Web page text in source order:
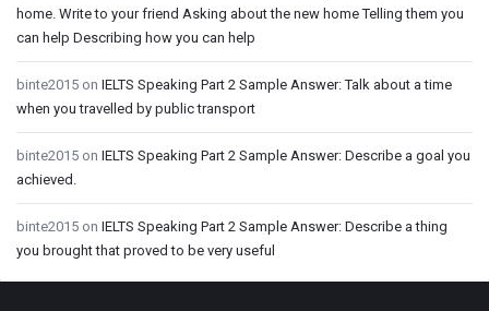
home. Write to your friend Asking about the new home Telling them you
can help Describing how you can help
binte2015 on IELTS Speaking Part 2 Sample Answer: Talk about a time
when you travelled by public transport
binte2015 on IELTS Speaking Part 2 Sample Answer: Describe a goal you
achieved.
binte2015 on IELTS Speaking Part 2 Sample Answer: Describe a thing
you brought that proved to be very useful